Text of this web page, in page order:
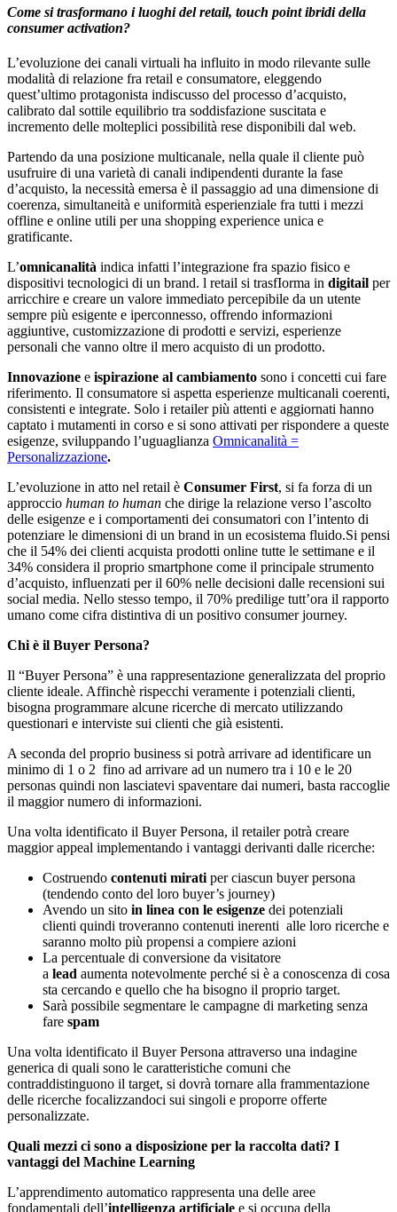
Come si trasformano i luoghi del retail, touch point ibridi della
consumer activation?
L’evoluzione dei canali virtuali ha influito in modo rilevante sulle
modalità di relazione fra retail e consumatore, eleggendo
quest’ultimo protagonista indiscusso del processo d’acquisto,
calibrato dal sottile equilibrio tra soddisfazione suscitata e
incremento delle molteplici possibilità rese disponibili dal web.
Partendo da una posizione multicanale, nella quale il cliente può
usufruire di una varietà di canali indipendenti durante la fase
d’acquisto, la necessità emersa è il passaggio ad una dimensione di
coerenza, simultaneità e uniformità esperienziale fra tutti i mezzi
offline e online utili per una shopping experience unica e
gratificante.
L’omnicanalità indica infatti l’integrazione fra spazio fisico e
dispositivi tecnologici di un brand. l retail si trasfIorma in digitail per
arricchire e creare un valore immediato percepibile da un utente
sempre più esigente e iperconnesso, offrendo informazioni
aggiuntive, customizzazione di prodotti e servizi, esperienze
personali che vanno oltre il mero acquisto di un prodotto.
Innovazione e ispirazione al cambiamento sono i concetti cui fare
riferimento. Il consumatore si aspetta esperienze multicanali coerenti,
consistenti e integrate. Solo i retailer più attenti e aggiornati hanno
captato i mutamenti in corso e si sono attivati per rispondere a queste
esigenze, sviluppando l’uguaglianza Omnicanalità =
Personalizzazione.
L’evoluzione in atto nel retail è Consumer First, si fa forza di un
approccio human to human che dirige la relazione verso l’ascolto
delle esigenze e i comportamenti dei consumatori con l’intento di
potenziare le dimensioni di un brand in un ecosistema fluido.Si pensi
che il 54% dei clienti acquista prodotti online tutte le settimane e il
34% considera il proprio smartphone come il principale strumento
d’acquisto, influenzati per il 60% nelle decisioni dalle recensioni sui
social media. Nello stesso tempo, il 70% predilige tutt’ora il rapporto
umano come cifra distintiva di un positivo consumer journey.
Chi è il Buyer Persona?
Il “Buyer Persona” è una rappresentazione generalizzata del proprio
cliente ideale. Affinchè rispecchi veramente i potenziali clienti,
bisogna programmare alcune ricerche di mercato utilizzando
questionari e interviste sui clienti che già esistenti.
A seconda del proprio business si potrà arrivare ad identificare un
minimo di 1 o 2 fino ad arrivare ad un numero tra i 10 e le 20
personas quindi non lasciatevi spaventare dai numeri, basta raccoglie
il maggior numero di informazioni.
Una volta identificato il Buyer Persona, il retailer potrà creare
maggior appeal implementando i vantaggi derivanti dalle ricerche:
Costruendo contenuti mirati per ciascun buyer persona
(tendendo conto del loro buyer’s journey)
Avendo un sito in linea con le esigenze dei potenziali
clienti quindi troveranno contenuti inerenti alle loro ricerche e
saranno molto più propensi a compiere azioni
La percentuale di conversione da visitatore
a lead aumenta notevolmente perché si è a conoscenza di cosa
sta cercando e quello che ha bisogno il proprio target.
Sarà possibile segmentare le campagne di marketing senza
fare spam
Una volta identificato il Buyer Persona attraverso una indagine
generica di quali sono le caratteristiche comuni che
contraddistinguono il target, si dovrà tornare alla frammentazione
delle ricerche focalizzandoci sui singoli e proporre offerte
personalizzate.
Quali mezzi ci sono a disposizione per la raccolta dati? I
vantaggi del Machine Learning
L’apprendimento automatico rappresenta una delle aree
fondamentali dell’intelligenza artificiale e si occupa della